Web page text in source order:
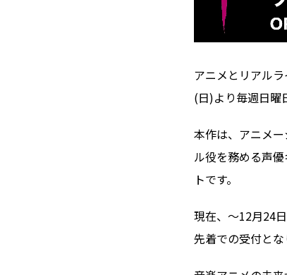
アニメとリアル
(日)より毎週日曜
本作は、アニメ
ル役を務める声
トです。
現在、〜12月24
先着での受付とな